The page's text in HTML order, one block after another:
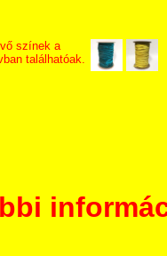
színek a
találhatóak.